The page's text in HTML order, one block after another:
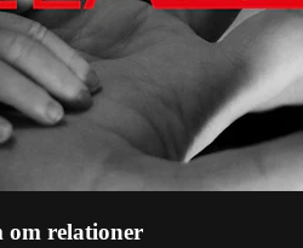
om relationer